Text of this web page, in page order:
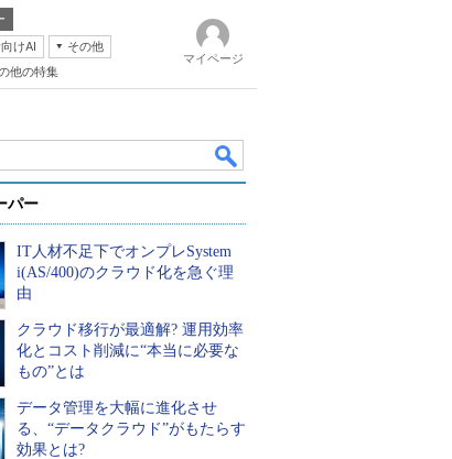
けAI
その他
他の特集
マイページ
パー
IT人材不足下でオンプレSystem
i(AS/400)のクラウド化を急ぐ理
由
クラウド移行が最適解? 運用効率
化とコスト削減に“本当に必要な
もの”とは
データ管理を大幅に進化させ
る、“データクラウド”がもたらす
効果とは?